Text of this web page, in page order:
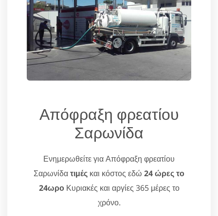
Απόφραξη φρεατίου
Σαρωνίδα
Ενημερωθείτε για Απόφραξη φρεατίου
Σαρωνίδατιμές και κόστος εδώ 24 ώρες το
24ωροΚυριακές και αργίες 365 μέρες το
χρόνο.